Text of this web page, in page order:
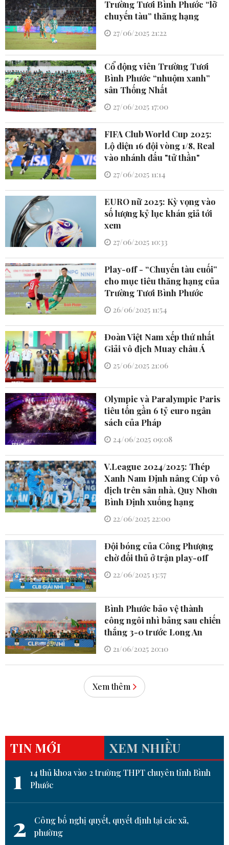
Trường Tươi Bình Phước “lỡ
chuyến tàu” thăng hạng
27/06/2025 21:22
Cổ động viên Trường Tươi
Bình Phước “nhuộm xanh”
sân Thống Nhất
27/06/2025 17:00
FIFA Club World Cup 2025:
Lộ diện 16 đội vòng 1/8, Real
vào nhánh đấu "tử thần"
27/06/2025 11:14
EURO nữ 2025: Kỳ vọng vào
số lượng kỷ lục khán giả tới
xem
27/06/2025 10:33
Play-off - “Chuyến tàu cuối”
cho mục tiêu thăng hạng của
Trường Tươi Bình Phước
26/06/2025 11:54
Đoàn Việt Nam xếp thứ nhất
Giải vô địch Muay châu Á
25/06/2025 21:06
Olympic và Paralympic Paris
tiêu tốn gần 6 tỷ euro ngân
sách của Pháp
24/06/2025 09:08
V.League 2024/2025: Thép
Xanh Nam Định nâng Cúp vô
địch trên sân nhà, Quy Nhơn
Bình Định xuống hạng
22/06/2025 22:00
Đội bóng của Công Phượng
chờ đối thủ ở trận play-off
22/06/2025 13:57
Bình Phước bảo vệ thành
công ngôi nhì bảng sau chiến
thắng 3-0 trước Long An
21/06/2025 20:10
Xem thêm
TIN MỚI XEM NHIỀU
1
14 thủ khoa vào 2 trường THPT chuyên tỉnh Bình
Phước
2
Công bố nghị quyết, quyết định tại các xã,
phường